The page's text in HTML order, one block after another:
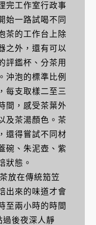
完工作室行政事
始一路試喝不同
茶的工作台上除
之外，還有可以
評鑑杯、分茶用
沖泡的標準比例
每支取樣二至三
間，感受茶葉外
及茶湯顏色。茶
還得嘗試不同材
碗、朱泥壺、紫
狀態。
放在傳統笳笠
出來的味道才會
至兩小時的時間
過後夜深人靜